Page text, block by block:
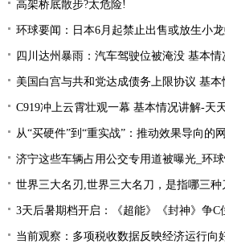
高架桥底散步?太危险!
环球要闻：日本6月起禁止出售或放生小
四川达州暴雨：汽车驾驶位被淹没 基本
美国白宫与共和党达成债务上限协议 基
C919冲上云霄壮观一幕 基本情况讲解-天
从“买硬件”到“重实战”：推动效果导向的
济宁这些车辆占用公交专用道被曝光_环
世界三大名刃,世界三大名刀，是指哪三种
3天后暑期档开启：《超能》《封神》争C
当前观察：多项税收数据反映经济运行向